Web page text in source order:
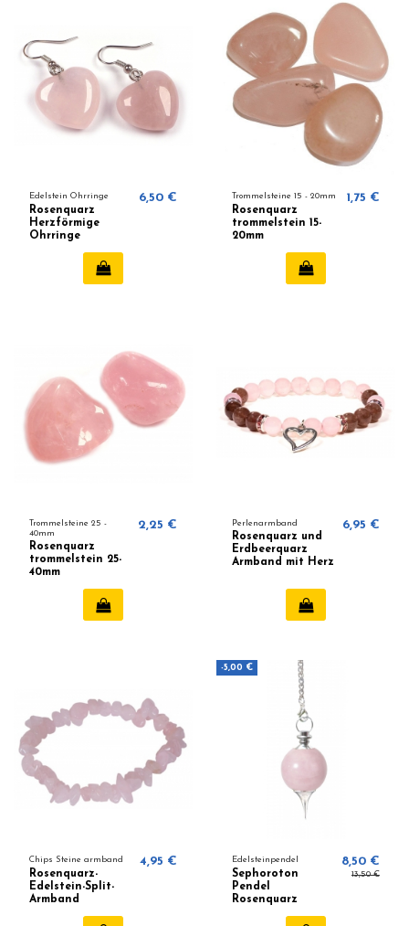
Edelstein Ohrringe
Rosenquarz
Herzförmige
Ohrringe
6,50 € Trommelsteine ​​15 - 20mm
Rosenquarz
trommelstein 15-
20mm
1,75 €
Trommelsteine 25 -
40mm
Rosenquarz
trommelstein 25-
40mm
2,25 € Perlenarmband
Rosenquarz und
Erdbeerquarz
Armband mit Herz
6,95 €
Chips Steine armband
Rosenquarz-
Edelstein-Split-
Armband
4,95 €
-5,00 €
Edelsteinpendel
Sephoroton
Pendel
Rosenquarz
8,50 €
13,50 €